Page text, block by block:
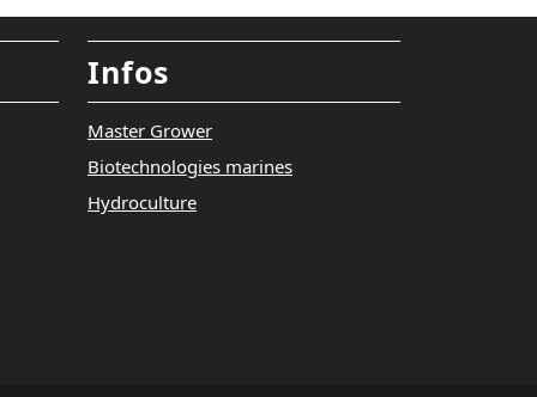
Infos
Master Grower
Biotechnologies marines
Hydroculture